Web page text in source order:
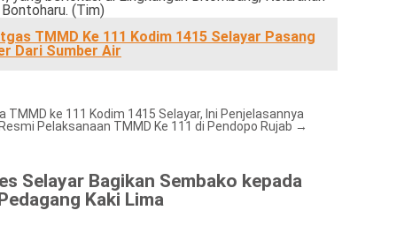
(Tim)
TMMD Ke 111 Kodim 1415 Selayar Pasang
Dari Sumber Air
TMMD ke 111 Kodim 1415 Selayar, Ini Penjelasannya
Pelaksanaan TMMD Ke 111 di Pendopo Rujab →
Selayar Bagikan Sembako kepada
Kaki Lima